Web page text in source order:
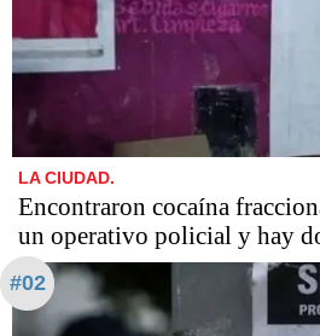
LA CIUDAD.
Encontraron cocaína
un operativo policial y hay
#02